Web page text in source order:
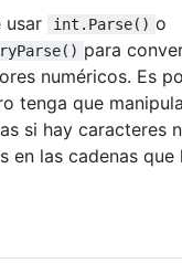
usar int.Parse() o
para
numéricos. Es
tenga que
si hay caracteres
en las cadenas que